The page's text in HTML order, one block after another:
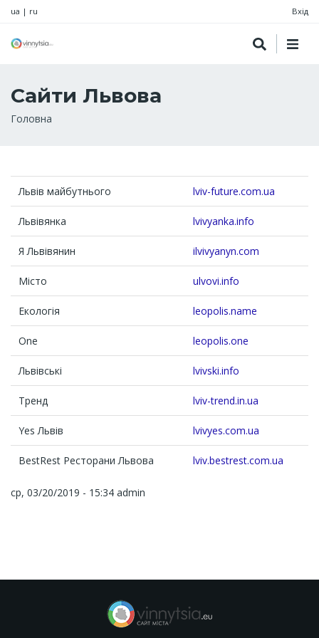
ua | ru Вхід
Сайти Львова
Рядок
Головна
Львів майбутнього lviv-future.com.ua
Львівянка lvivyanka.info
Я Львівянин ilvivyanyn.com
Місто ulvovi.info
Екологія leopolis.name
One leopolis.one
Львівські lvivski.info
Тренд lviv-trend.in.ua
Yes Львів lvivyes.com.ua
BestRest Ресторани Львова lviv.bestrest.com.ua
ср, 03/20/2019 - 15:34 admin